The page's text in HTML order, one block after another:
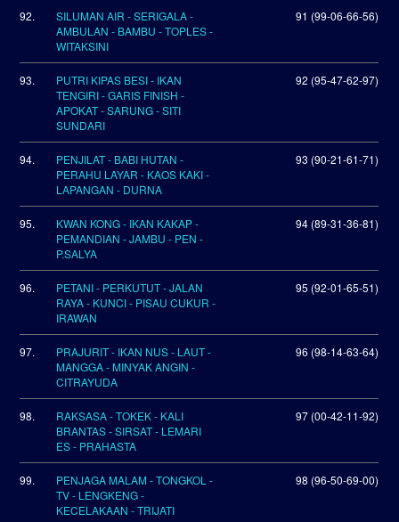
92.
SILUMAN AIR - SERIGALA -
AMBULAN - BAMBU - TOPLES -
WITAKSINI
91 (99-06-66-56)
93.
PUTRI KIPAS BESI - IKAN
TENGIRI - GARIS FINISH -
APOKAT - SARUNG - SITI
SUNDARI
92 (95-47-62-97)
94.
PENJILAT - BABI HUTAN -
PERAHU LAYAR - KAOS KAKI -
LAPANGAN - DURNA
93 (90-21-61-71)
95.
KWAN KONG - IKAN KAKAP -
PEMANDIAN - JAMBU - PEN -
P.SALYA
94 (89-31-36-81)
96.
PETANI - PERKUTUT - JALAN
RAYA - KUNCI - PISAU CUKUR -
IRAWAN
95 (92-01-65-51)
97.
PRAJURIT - IKAN NUS - LAUT -
MANGGA - MINYAK ANGIN -
CITRAYUDA
96 (98-14-63-64)
98.
RAKSASA - TOKEK - KALI
BRANTAS - SIRSAT - LEMARI
ES - PRAHASTA
97 (00-42-11-92)
99.
PENJAGA MALAM - TONGKOL -
TV - LENGKENG -
KECELAKAAN - TRIJATI
98 (96-50-69-00)